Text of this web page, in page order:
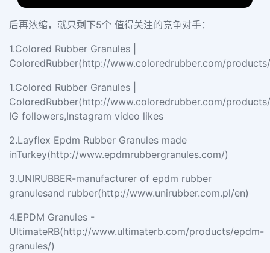
后再浓缩，就只剩下5个 值得关注的竞争对手：
1.Colored Rubber Granules |
ColoredRubber(http://www.coloredrubber.com/
1.Colored Rubber Granules |
ColoredRubber(http://www.coloredrubber.com/
IG followers,Instagram video likes
2.Layflex Epdm Rubber Granules made
inTurkey(http://www.epdmrubbergranules.com/)
3.UNIRUBBER-manufacturer of epdm rubber
granulesand rubber(http://www.unirubber.com.pl/en)
4.EPDM Granules -
UltimateRB(http://www.ultimaterb.com/products/epdm-
granules/)